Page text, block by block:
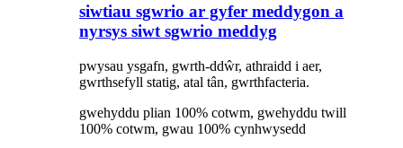
siwtiau sgwrio ar gyfer meddygon a
nyrsys siwt sgwrio meddyg
pwysau ysgafn, gwrth-ddŵr, athraidd i aer,
gwrthsefyll statig, atal tân, gwrthfacteria.
gwehyddu plian 100% cotwm, gwehyddu twill
100% cotwm, gwau 100% cynhwysedd